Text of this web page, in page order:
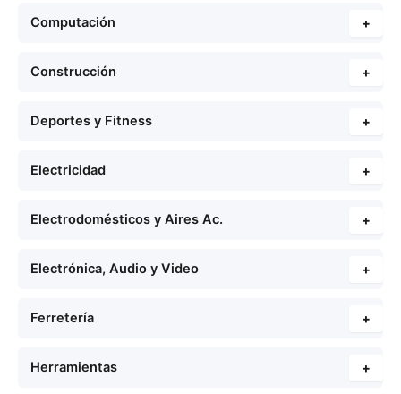
Computación +
Construcción +
Deportes y Fitness +
Electricidad +
Electrodomésticos y Aires Ac. +
Electrónica, Audio y Video +
Ferretería +
Herramientas +